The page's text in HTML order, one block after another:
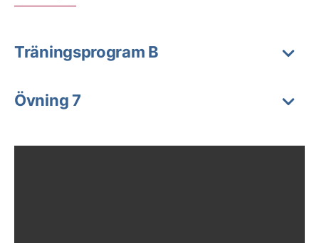
Träningsprogram B
Övning 7